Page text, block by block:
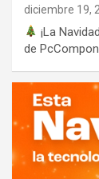
diciembre 19,
¡La
de